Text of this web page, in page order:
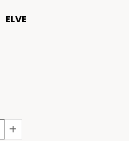
ELVE